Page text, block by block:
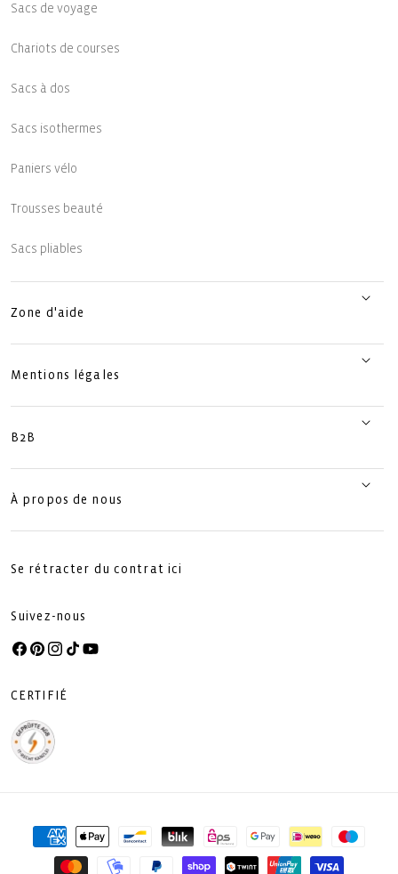
Sacs de voyage
Chariots de courses
Sacs à dos
Sacs isothermes
Paniers vélo
Trousses beauté
Sacs pliables
Zone d'aide
Mentions légales
B2B
À propos de nous
Se rétracter du contrat ici
Suivez-nous
Facebook
Pinterest
Instagram
TikTokYouTube
CERTIFIÉ
Moyens